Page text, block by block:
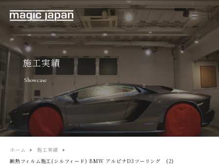
施工実績
Showcase
ホーム
施工実績
断熱フィルム施工(シルフィード) BMW アルピナD3ツーリング (2)